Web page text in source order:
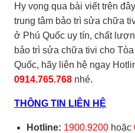
Hy vọng qua bài viết trên
trung tâm bảo trì sửa chữa
ở Phú Quốc uy tín, chất
bảo trì sửa chữa tivi cho
Quốc, hãy liên hệ ngay
0914.765.768 nhé.
THÔNG TIN LIÊN HỆ
Hotline: 1900.9200hoặc